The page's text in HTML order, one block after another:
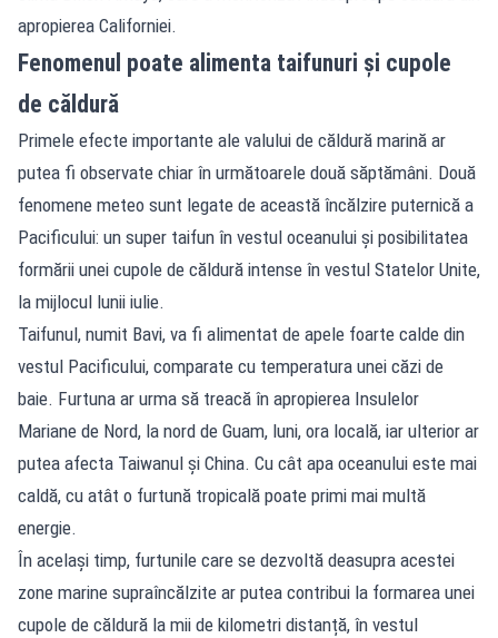
apropierea Californiei.
Fenomenul poate alimenta taifunuri și cupole
de căldură
Primele efecte importante ale valului de căldură marină ar
putea fi observate chiar în următoarele două săptămâni. Două
fenomene meteo sunt legate de această încălzire puternică a
Pacificului: un super taifun în vestul oceanului și posibilitatea
formării unei cupole de căldură intense în vestul Statelor Unite,
la mijlocul lunii iulie.
Taifunul, numit Bavi, va fi alimentat de apele foarte calde din
vestul Pacificului, comparate cu temperatura unei căzi de
baie. Furtuna ar urma să treacă în apropierea Insulelor
Mariane de Nord, la nord de Guam, luni, ora locală, iar ulterior ar
putea afecta Taiwanul și China. Cu cât apa oceanului este mai
caldă, cu atât o furtună tropicală poate primi mai multă
energie.
În același timp, furtunile care se dezvoltă deasupra acestei
zone marine supraîncălzite ar putea contribui la formarea unei
cupole de căldură la mii de kilometri distanță, în vestul